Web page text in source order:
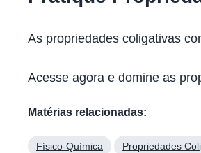
As propriedades coligativas
Acesse agora e domine as
Matérias relacionadas:
Físico-Química Propriedades